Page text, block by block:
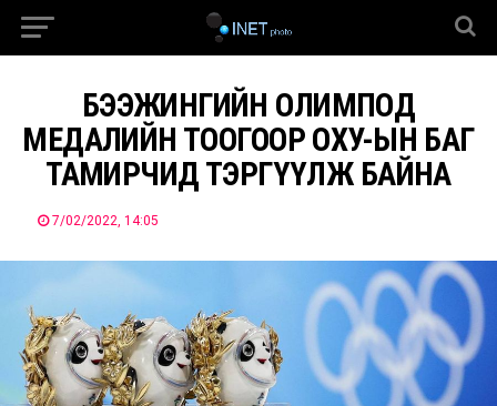
БЭЭЖИНГИЙН ОЛИМПОД
МЕДАЛИЙН ТООГООР ОХУ-ЫН БАГ
ТАМИРЧИД ТЭРГҮҮЛЖ БАЙНА
7/02/2022, 14:05